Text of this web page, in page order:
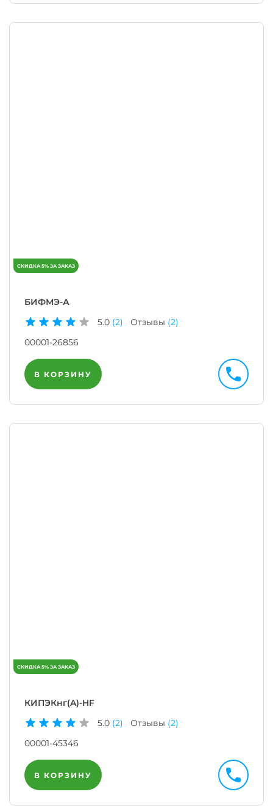
БИФМЭ-А
5.0 (2) Отзывы (2)
00001-26856
В КОРЗИНУ
КИПЭКнг(A)-HF
5.0 (2) Отзывы (2)
00001-45346
В КОРЗИНУ